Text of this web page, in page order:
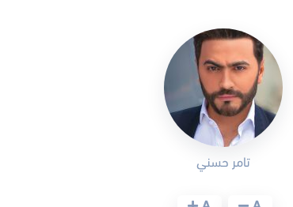
تامر حسني